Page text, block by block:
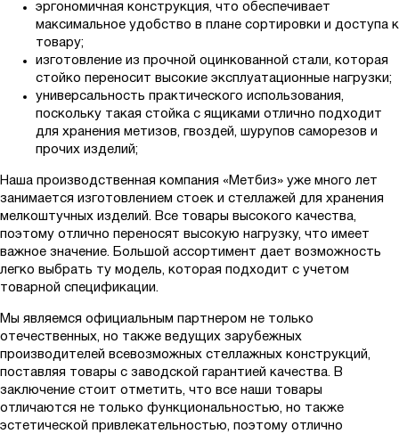
эргономичная конструкция, что обеспечивает
максимальное удобство в плане сортировки и доступа к
товару;
изготовление из прочной оцинкованной стали, которая
стойко переносит высокие эксплуатационные нагрузки;
универсальность практического использования,
поскольку такая стойка с ящиками отлично подходит
для хранения метизов, гвоздей, шурупов саморезов и
прочих изделий;
Наша производственная компания «Метбиз» уже много лет
занимается изготовлением стоек и стеллажей для хранения
мелкоштучных изделий. Все товары высокого качества,
поэтому отлично переносят высокую нагрузку, что имеет
важное значение. Большой ассортимент дает возможность
легко выбрать ту модель, которая подходит с учетом
товарной спецификации.
Мы являемся официальным партнером не только
отечественных, но также ведущих зарубежных
производителей всевозможных стеллажных конструкций,
поставляя товары с заводской гарантией качества. В
заключение стоит отметить, что все наши товары
отличаются не только функциональностью, но также
эстетической привлекательностью, поэтому отлично